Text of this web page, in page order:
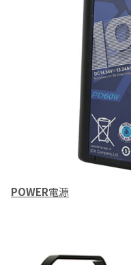
POWER電源